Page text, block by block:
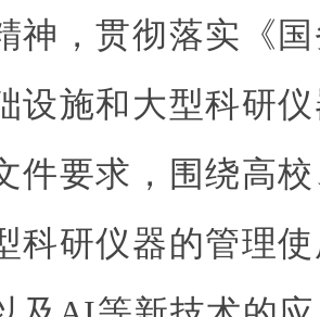
神，贯彻落实《
设施和大型科研
件要求，围绕高
科研仪器的管理